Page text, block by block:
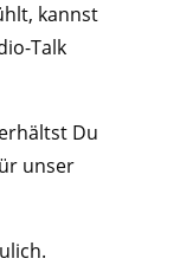
kannst
Talk
Du
unser